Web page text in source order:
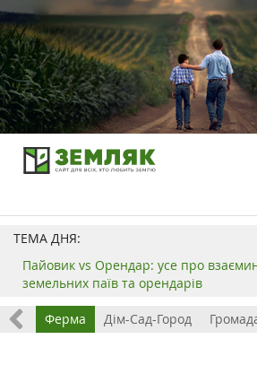
ТЕМА ДНЯ:
Пайовик vs Орендар: усе про
земельних паїв та орендарів
Ферма Дім-Сад-Город